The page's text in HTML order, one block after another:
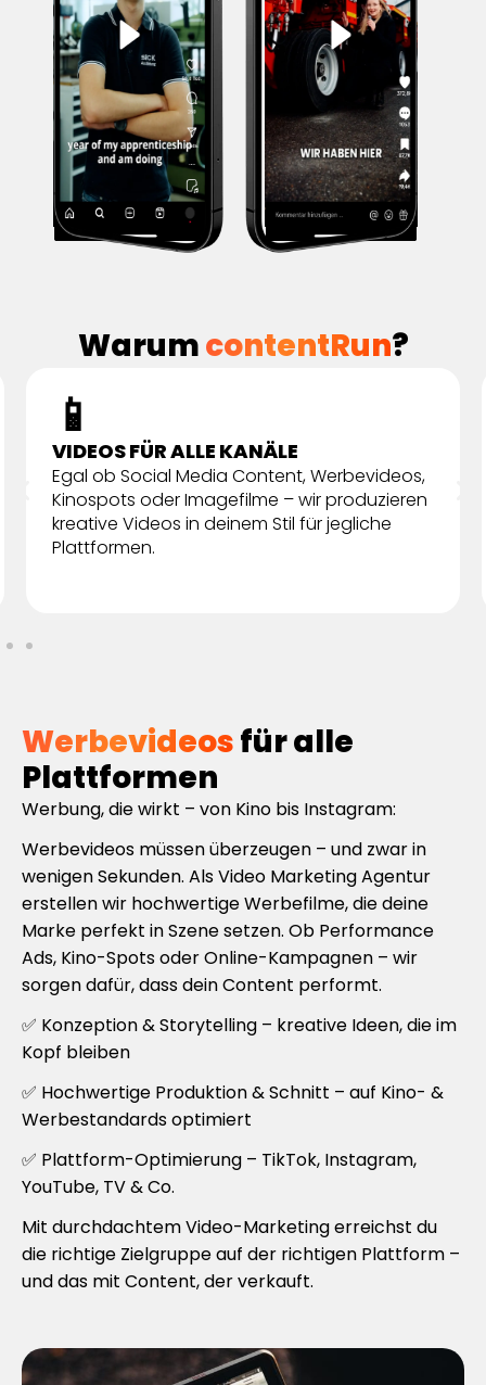
WarumcontentRun?
📱
VIDEOS FÜR ALLE KANÄLE
Egal ob Social Media Content, Werbevideos,
Kinospots oder Imagefilme – wir produzieren
kreative Videos in deinem Stil für jegliche
Plattformen.
Werbevideosfür alle
Plattformen
Werbung, die wirkt – von Kino bis Instagram:
Werbevideos müssen überzeugen – und zwar in
wenigen Sekunden. Als Video Marketing Agentur
erstellen wir hochwertige Werbefilme, die deine
Marke perfekt in Szene setzen. Ob Performance
Ads, Kino-Spots oder Online-Kampagnen – wir
sorgen dafür, dass dein Content performt.
✅ Konzeption & Storytelling – kreative Ideen, die im
Kopf bleiben
✅ Hochwertige Produktion & Schnitt – auf Kino- &
Werbestandards optimiert
✅ Plattform-Optimierung – TikTok, Instagram,
YouTube, TV & Co.
Mit durchdachtem Video-Marketing erreichst du
die richtige Zielgruppe auf der richtigen Plattform –
und das mit Content, der verkauft.